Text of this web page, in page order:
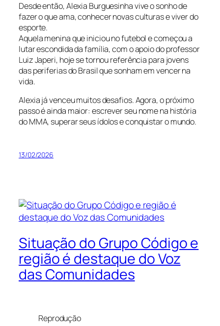
Desde então, Alexia Burguesinha vive o sonho de
fazer o que ama, conhecer novas culturas e viver do
esporte.
Aquela menina que iniciou no futebol e começou a
lutar escondida da família, com o apoio do professor
Luiz Japeri, hoje se tornou referência para jovens
das periferias do Brasil que sonham em vencer na
vida.
Alexia já venceu muitos desafios. Agora, o próximo
passo é ainda maior: escrever seu nome na história
do MMA, superar seus ídolos e conquistar o mundo.
13/02/2026
Situação do Grupo Código e
região é destaque do Voz
das Comunidades
Reprodução